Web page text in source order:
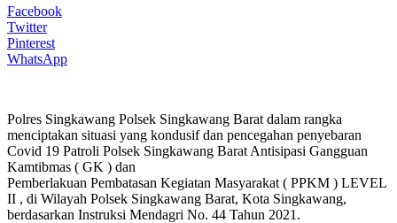
Facebook
Twitter
Pinterest
WhatsApp
Polres Singkawang Polsek Singkawang Barat dalam rangka
menciptakan situasi yang kondusif dan pencegahan penyebaran
Covid 19 Patroli Polsek Singkawang Barat Antisipasi Gangguan
Kamtibmas ( GK ) dan
Pemberlakuan Pembatasan Kegiatan Masyarakat ( PPKM ) LEVEL
II , di Wilayah Polsek Singkawang Barat, Kota Singkawang,
berdasarkan Instruksi Mendagri No. 44 Tahun 2021.